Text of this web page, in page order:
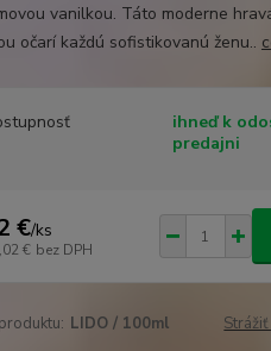
vanilkou. Táto moderne
očarí každú sofistikovanú ženu..
ihneď k
predajni
€/ks
€ bez DPH
LIDO / 100ml